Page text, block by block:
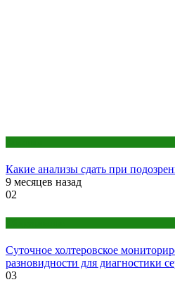
Какие анализы сдать при
9 месяцев назад
02
Суточное холтеровское
разновидности для диагностики
03